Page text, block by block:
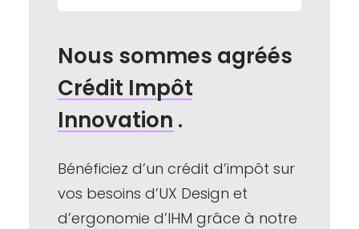
Nous sommes agréés
Crédit Impôt
Innovation .
Bénéficiez d’un crédit d’impôt sur
vos besoins d’UX Design et
d’ergonomie d’IHM grâce à notre